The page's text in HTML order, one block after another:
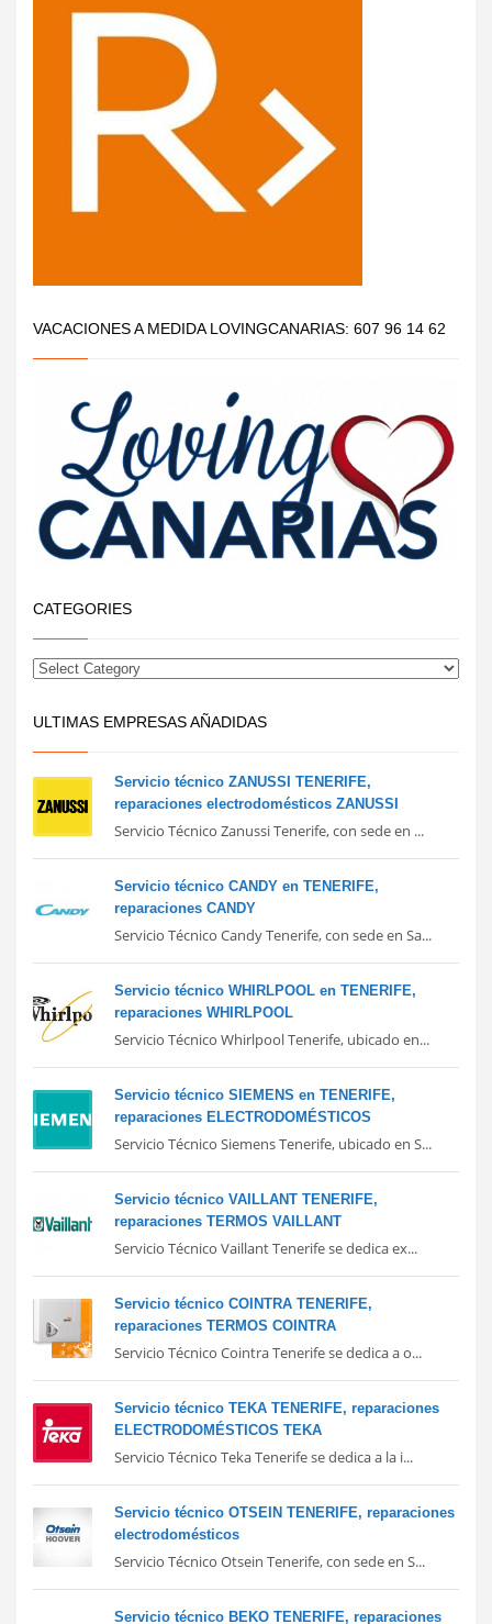
VACACIONES A MEDIDA LOVINGCANARIAS: 607 96 14 62
CATEGORIES
ULTIMAS EMPRESAS AÑADIDAS
Servicio técnico ZANUSSI TENERIFE,
reparaciones electrodomésticos ZANUSSI
Servicio Técnico Zanussi Tenerife, con sede en ...
Servicio técnico CANDY en TENERIFE,
reparaciones CANDY
Servicio Técnico Candy Tenerife, con sede en Sa...
Servicio técnico WHIRLPOOL en TENERIFE,
reparaciones WHIRLPOOL
Servicio Técnico Whirlpool Tenerife, ubicado en...
Servicio técnico SIEMENS en TENERIFE,
reparaciones ELECTRODOMÉSTICOS
Servicio Técnico Siemens Tenerife, ubicado en S...
Servicio técnico VAILLANT TENERIFE,
reparaciones TERMOS VAILLANT
Servicio Técnico Vaillant Tenerife se dedica ex...
Servicio técnico COINTRA TENERIFE,
reparaciones TERMOS COINTRA
Servicio Técnico Cointra Tenerife se dedica a o...
Servicio técnico TEKA TENERIFE, reparaciones
ELECTRODOMÉSTICOS TEKA
Servicio Técnico Teka Tenerife se dedica a la i...
Servicio técnico OTSEIN TENERIFE, reparaciones
electrodomésticos
Servicio Técnico Otsein Tenerife, con sede en S...
Servicio técnico BEKO TENERIFE, reparaciones